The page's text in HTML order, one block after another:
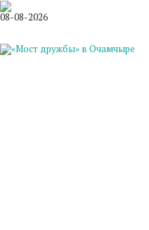
08-08-2026